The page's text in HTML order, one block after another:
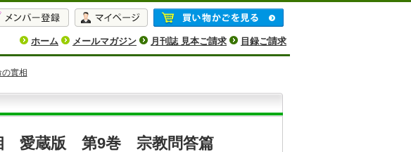
ホーム メールマガジン 月刊誌 見本ご請求 目録ご請求
實相
愛蔵版 第9巻 宗教問答篇